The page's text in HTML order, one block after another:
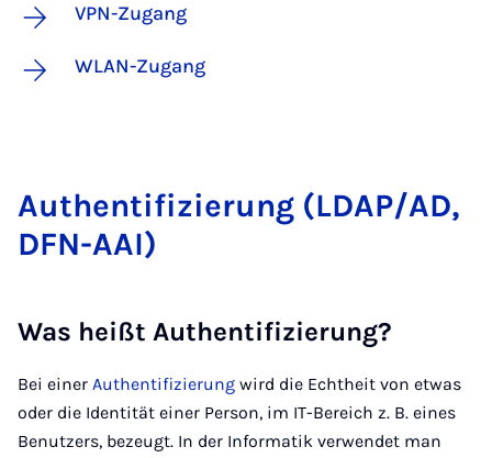
VPN-Zugang
WLAN-Zugang
Au­then­ti­fi­zie­rung (LD­AP/AD,
DFN-AAI)
Was heißt Authentifizierung?
Bei einer Authentifizierung wird die Echtheit von etwas
oder die Identität einer Person, im IT-Bereich z. B. eines
Benutzers, bezeugt. In der Informatik verwendet man